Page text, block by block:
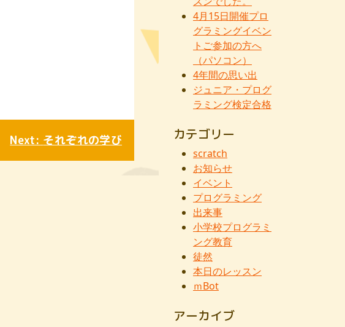
Next: それぞれの学び
4月15日開催プロ
グラミングイベン
トご参加の方へ
（パソコン）
4年間の思い出
ジュニア・プログ
ラミング検定合格
カテゴリー
scratch
お知らせ
イベント
プログラミング
出来事
小学校プログラミ
ング教育
徒然
本日のレッスン
ｍBot
アーカイブ